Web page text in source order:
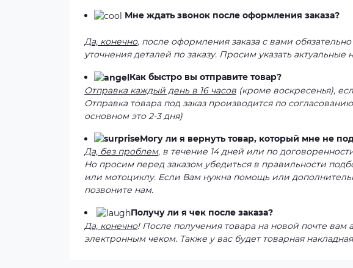
Мне ждать звонок после оформления заказа?
Да, конечно, после оформления заказа с вами
уточнения деталей по заказу. Просим указать
Как быстро вы отправите товар?
Отправка каждый день в 16 часов (кроме воскресенья),
Отправка товара под заказ производится по
основном это 2-3 дня)
Могу ли я вернуть товар, который мне не
Да, без проблем, в течение 14 дней или по
Но просим перед заказом убедиться в правильности
или мотоциклу. Если Вам нужна помощь или
позвоните нам.
Получу ли я чек после заказа?
Да, конечно! После получения товара на новой почте
электронным чеком. Также у вас будет товарная